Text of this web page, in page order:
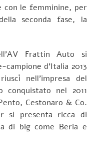
con le femminine, per
seconda fase, la
Frattin Auto si
d’Italia 2013
nell’impresa del
conquistato nel 2011
Cestonaro & Co.
si presenta ricca di
di big come Beria e